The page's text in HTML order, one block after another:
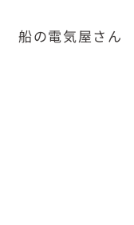
船の電気屋さん